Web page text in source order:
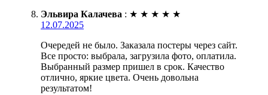
Эльвира Калачева : ★ ★ ★ ★ ★
12.07.2025
Очередей не было. Заказала постеры через сайт.
Все просто: выбрала, загрузила фото, оплатила.
Выбранный размер пришел в срок. Качество
отлично, яркие цвета. Очень довольна
результатом!